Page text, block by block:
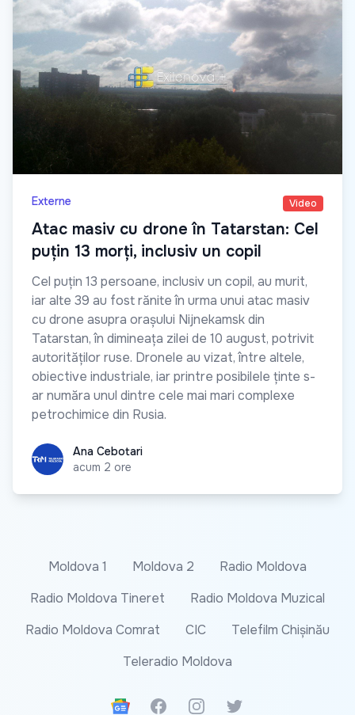
Externe Video
Atac masiv cu drone în Tatarstan: Cel
puțin 13 morți, inclusiv un copil
Cel puțin 13 persoane, inclusiv un copil, au murit,
iar alte 39 au fost rănite în urma unui atac masiv
cu drone asupra orașului Nijnekamsk din
Tatarstan, în dimineața zilei de 10 august, potrivit
autorităților ruse. Dronele au vizat, între altele,
obiective industriale, iar printre posibilele ținte s-
ar număra unul dintre cele mai mari complexe
petrochimice din Rusia.
Ana CebotariAna Cebotari
acum 2 ore
Moldova 1 Moldova 2
Radio Moldova
Radio Moldova Tineret
Radio Moldova Muzical
Radio Moldova Comrat
CIC
Telefilm Chișinău
Teleradio Moldova
Google News
FacebookInstagramTwitter